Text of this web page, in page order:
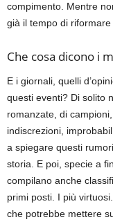
compimento. Mentre
già il tempo di
Che cosa dicono i
E i giornali, quelli
questi eventi? Di solito
romanzate, di
indiscrezioni,
a spiegare questi
storia. E poi, specie a
compilano anche
primi posti. I più
che potrebbe mettere